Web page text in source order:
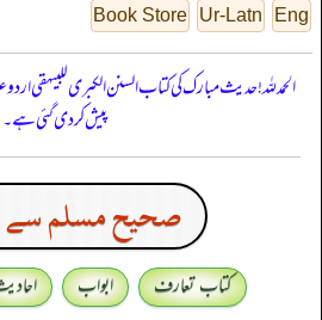
Eng
Ur-Latn
Book Store
الحمدللہ! حدیث مبارک کی کتاب السنن الكبرى للبيهقي
پیش کر دی گئی ہے۔
صحيح مسلم سے
کتاب تعارف ابواب